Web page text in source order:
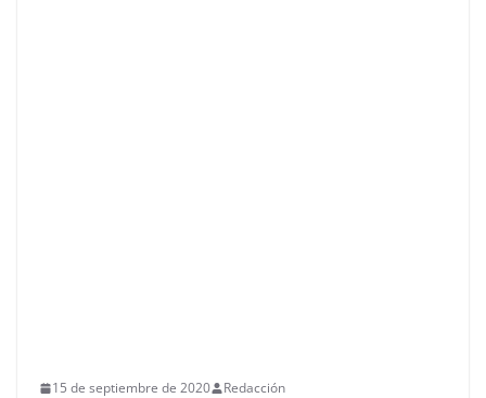
15 de septiembre de 2020 Redacción